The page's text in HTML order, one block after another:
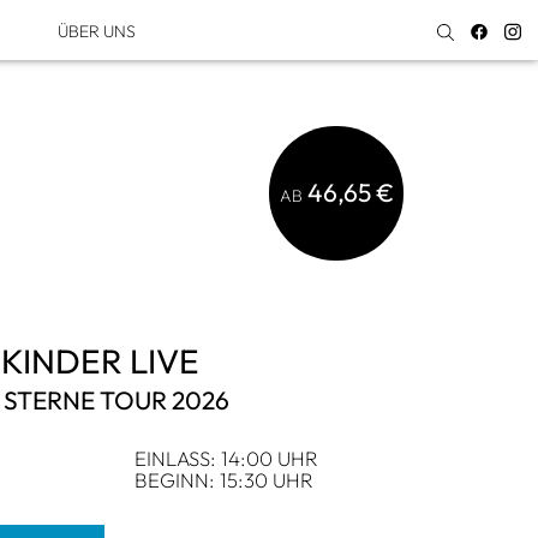
ÜBER UNS
LIVE
TOUR 2026
EIN­LASS: 14:00 UHR
BEGINN: 15:30 UHR
AB 46,65 €